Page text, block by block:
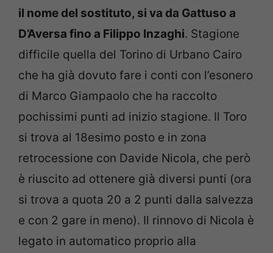
il nome del sostituto, si va da Gattuso a
D’Aversa fino a Filippo Inzaghi. Stagione
difficile quella del Torino di Urbano Cairo
che ha già dovuto fare i conti con l’esonero
di Marco Giampaolo che ha raccolto
pochissimi punti ad inizio stagione. Il Toro
si trova al 18esimo posto e in zona
retrocessione con Davide Nicola, che però
è riuscito ad ottenere già diversi punti (ora
si trova a quota 20 a 2 punti dalla salvezza
e con 2 gare in meno). Il rinnovo di Nicola è
legato in automatico proprio alla